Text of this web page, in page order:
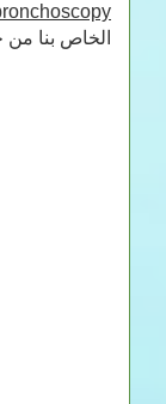
الخاص بنا